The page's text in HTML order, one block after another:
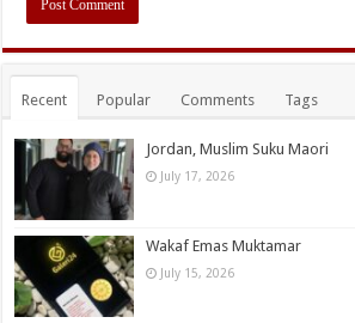
Recent Popular Comments Tags
Jordan, Muslim Suku Maori
July 17, 2026
Wakaf Emas Muktamar
July 15, 2026